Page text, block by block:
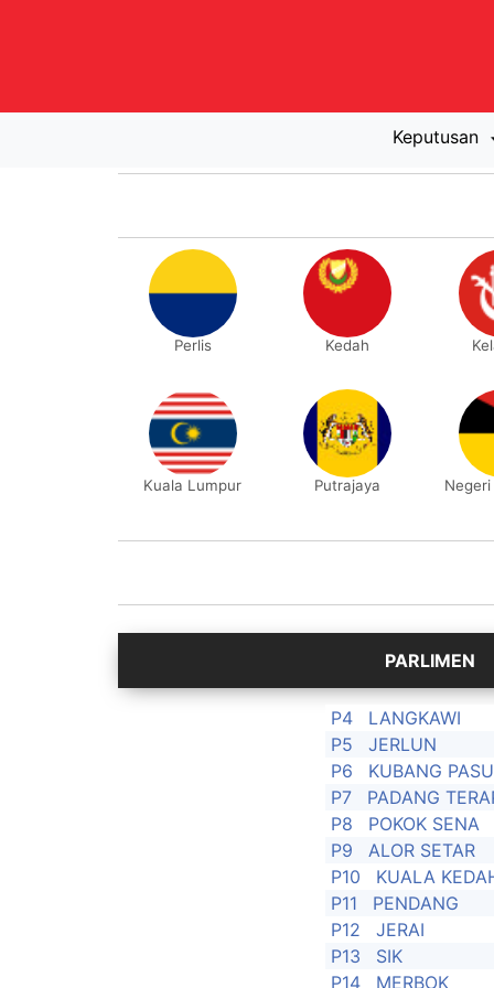
Keputusan
Perlis Kedah
Kuala Lumpur Putrajaya
P4
LANGKAWI
P5
JERLUN
P6
KUBANG PASU
P7
PADANG
P8
POKOK SENA
P9
ALOR SETAR
P10
KUALA
P11
PENDANG
P12
JERAI
P13
SIK
P14
MERBOK